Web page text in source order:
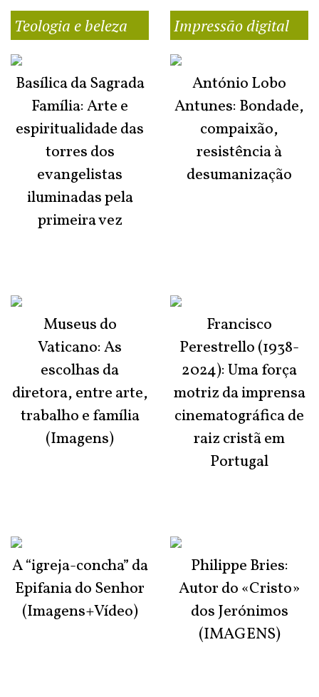
Teologia e beleza
Basílica da Sagrada
Família: Arte e
espiritualidade das
torres dos
evangelistas
iluminadas pela
primeira vez
Museus do
Vaticano: As
escolhas da
diretora, entre arte,
trabalho e família
(Imagens)
A “igreja-concha” da
Epifania do Senhor
(Imagens+Vídeo)
Impressão digital
António Lobo
Antunes: Bondade,
compaixão,
resistência à
desumanização
Francisco
Perestrello (1938-
2024): Uma força
motriz da imprensa
cinematográfica de
raiz cristã em
Portugal
Philippe Bries:
Autor do «Cristo»
dos Jerónimos
(IMAGENS)